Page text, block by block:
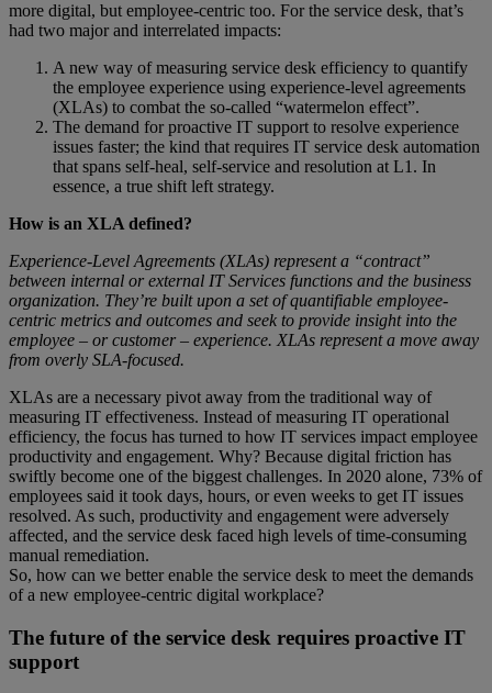
more digital, but employee-centric too. For the service desk, that’s
had two major and interrelated impacts:
A new way of measuring service desk efficiency to quantify
the employee experience using experience-level agreements
(XLAs) to combat the so-called “watermelon effect”.
The demand for proactive IT support to resolve experience
issues faster; the kind that requires IT service desk automation
that spans self-heal, self-service and resolution at L1. In
essence, a true shift left strategy.
How is an XLA defined?
Experience-Level Agreements (XLAs) represent a “contract”
between internal or external IT Services functions and the business
organization. They’re built upon a set of quantifiable employee-
centric metrics and outcomes and seek to provide insight into the
employee – or customer – experience. XLAs represent a move away
from overly SLA-focused.
XLAs are a necessary pivot away from the traditional way of
measuring IT effectiveness. Instead of measuring IT operational
efficiency, the focus has turned to how IT services impact employee
productivity and engagement. Why? Because digital friction has
swiftly become one of the biggest challenges. In 2020 alone, 73% of
employees said it took days, hours, or even weeks to get IT issues
resolved. As such, productivity and engagement were adversely
affected, and the service desk faced high levels of time-consuming
manual remediation.
So, how can we better enable the service desk to meet the demands
of a new employee-centric digital workplace?
The future of the service desk requires proactive IT
support